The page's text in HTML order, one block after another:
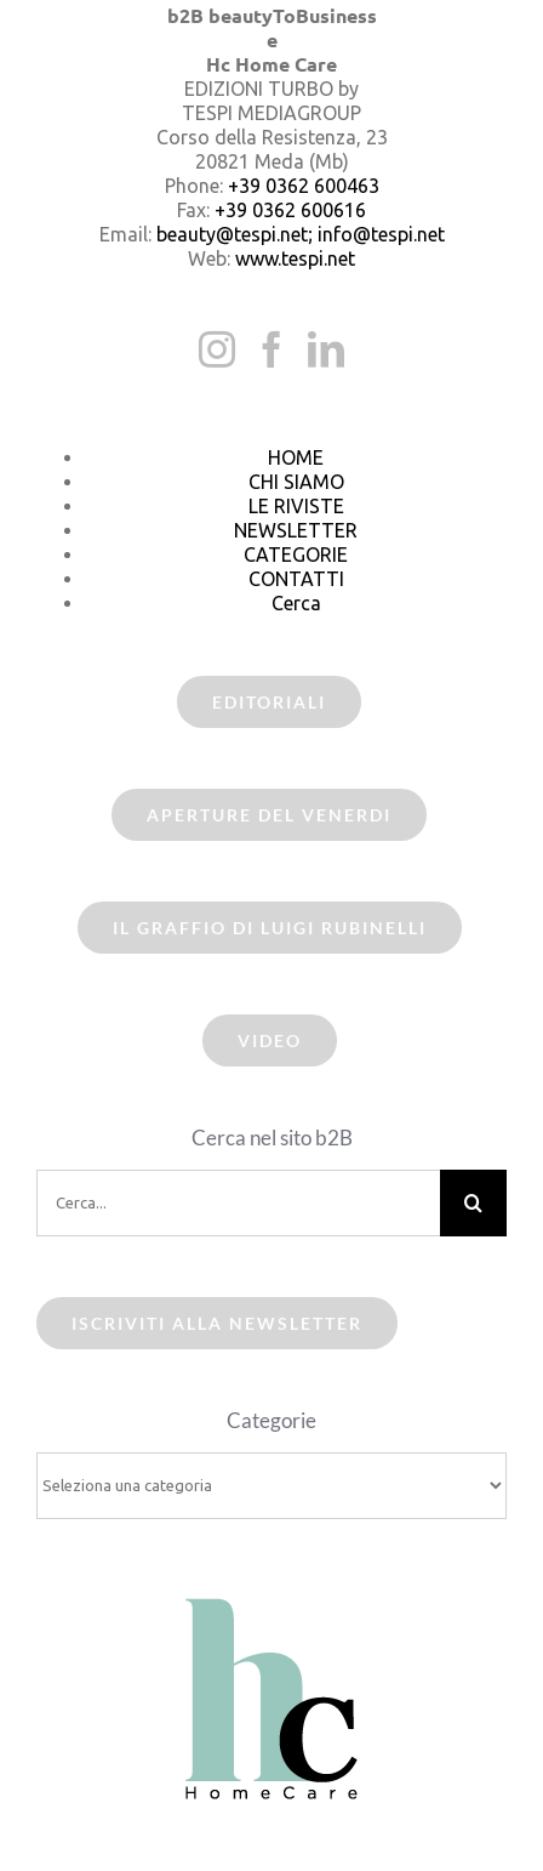
b2B beautyToBusiness
e
Hc Home Care
EDIZIONI TURBO by
TESPI MEDIAGROUP
Corso della Resistenza, 23
20821 Meda (Mb)
Phone: +39 0362 600463
Fax: +39 0362 600616
Email: beauty@tespi.net; info@tespi.net
Web: www.tespi.net
HOME
CHI SIAMO
LE RIVISTE
NEWSLETTER
CATEGORIE
CONTATTI
Cerca
EDITORIALI
APERTURE DEL VENERDI
IL GRAFFIO DI LUIGI RUBINELLI
VIDEO
Cerca nel sito b2B
per:
ISCRIVITI ALLA NEWSLETTER
Categorie